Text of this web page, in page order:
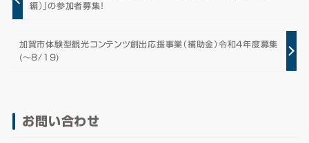
編）」の参加者募集！
加賀市体験型観光コンテンツ創出応援事業（補助金）令和4年度募集
(～8/19)
お問い合わせ